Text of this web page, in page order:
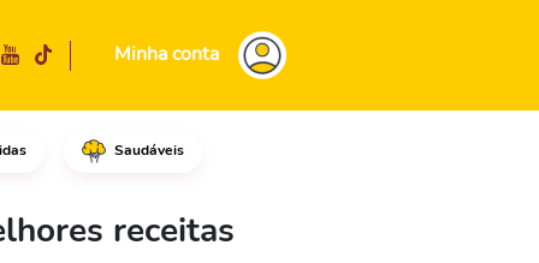
Minha conta
Saudáveis
¼ dele para o
receitas